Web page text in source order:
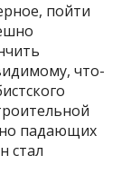
пойти
что-
падающих
стал